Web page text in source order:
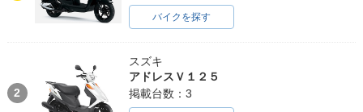
バイクを探す
2
スズキ
アドレスＶ１２５
掲載台数：3